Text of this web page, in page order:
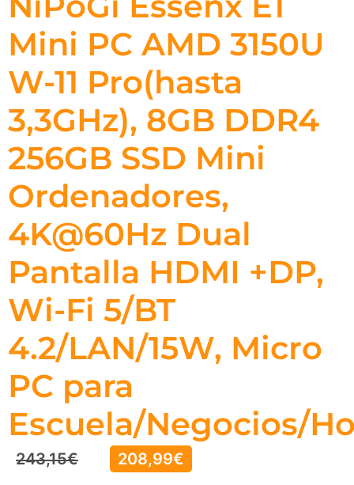
Mini PC AMD 3150U
W-11 Pro(hasta
3,3GHz), 8GB DDR4
256GB SSD Mini
Ordenadores,
4K@60Hz Dual
Pantalla HDMI +DP,
Wi-Fi 5/BT
4.2/LAN/15W, Micro
PC para
Escuela/Negocios/
243,15€ 208,99€